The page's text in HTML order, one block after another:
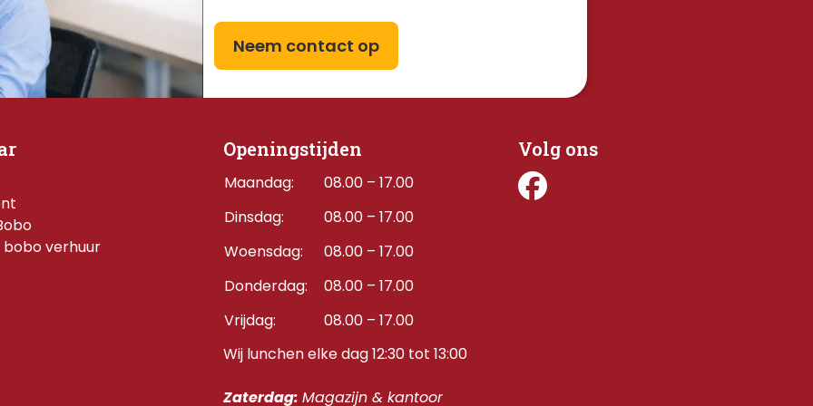
Neem contact op
verhuur
Openingstijden
Maandag:
08.00 – 17.00
Dinsdag:
08.00 – 17.00
Woensdag:
08.00 – 17.00
Donderdag: 08.00 – 17.00
Vrijdag:
08.00 – 17.00
Wij lunchen elke dag 12:30 tot 13:00
Zaterdag: Magazijn & kantoor
Volg ons